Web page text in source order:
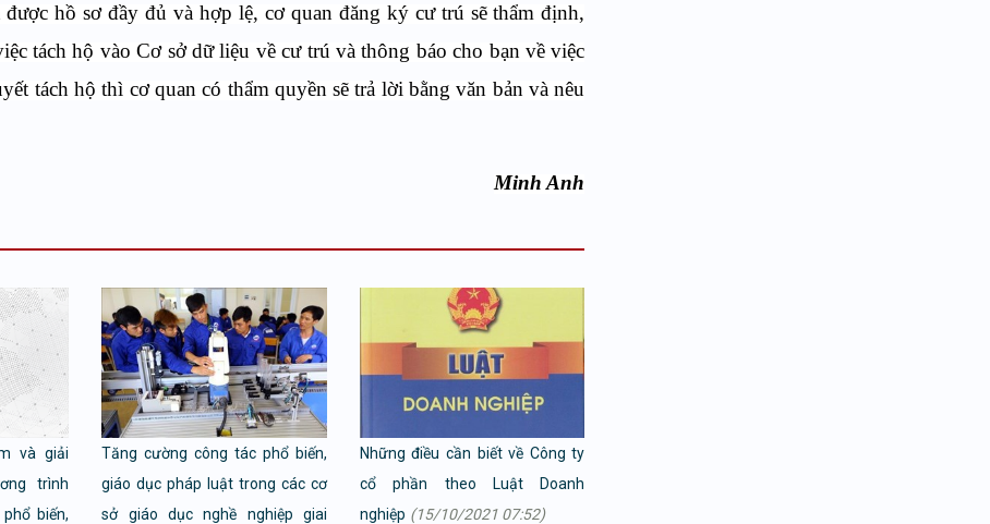
hồ sơ đầy đủ và hợp lệ, cơ quan đăng ký cư trú sẽ thẩm định,
tách hộ vào Cơ sở dữ liệu về cư trú và thông báo cho bạn về việc
tách hộ thì cơ quan có thẩm quyền sẽ trả lời bằng văn bản và nêu
Minh Anh
và giải
trình
biến,
Tăng cường công tác phổ biến,
giáo dục pháp luật trong các cơ
sở giáo dục nghề nghiệp giai
Những điều cần biết về Công ty
cổ phần theo Luật Doanh
nghiệp (15/10/2021 07:52)